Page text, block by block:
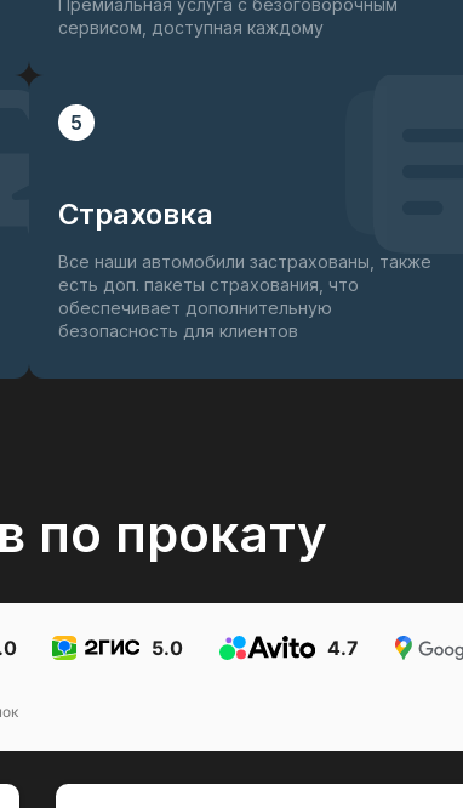
Премиальная услуга с безоговорочным
сервисом, доступная каждому
5
Страховка
Все наши автомобили застрахованы, также
есть доп. пакеты страхования, что
обеспечивает дополнительную
безопасность для клиентов
по прокату
5.0 4.7